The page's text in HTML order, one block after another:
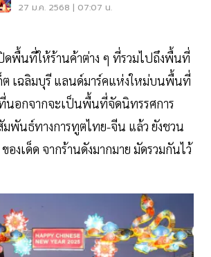
27 ม.ค. 2568 | 07:07 น.
ดพื้นที่ให้ร้านค้าต่าง ๆ ที่รวมไปถึงพื้นที่
ต เฉลิมบุรี แลนด์มาร์คแห่งใหม่บนพื้นที่
ที่นอกจากจะเป็นพื้นที่จัดนิทรรศการ
มพันธ์ทางการทูตไทย-จีน แล้ว ยังชวน
องเด็ด จากร้านดังมากมาย มัดรวมกันไว้